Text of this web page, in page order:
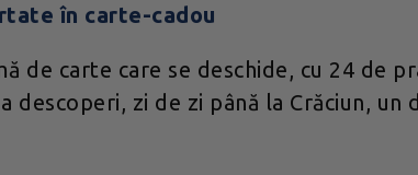
în carte-cadou
de carte care se deschide, cu 24 de
descoperi, zi de zi până la Crăciun,